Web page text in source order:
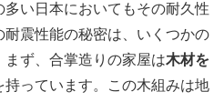
い日本においてもその耐久性
震性能の秘密は、いくつかの
ず、合掌造りの家屋は木材を
持っています。この木組みは地